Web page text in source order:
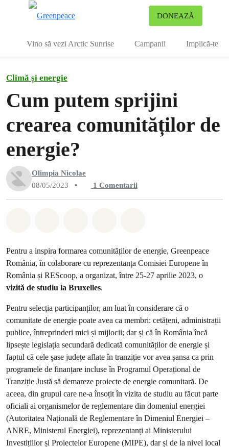
DONEAZĂ
Vino să vezi Arctic Sunrise Campanii Implică-te
Climă și energie
Cum putem sprijini
crearea comunităților de
energie?
Olimpia Nicolae
08/05/2023
• 1 Comentarii
Pentru a inspira formarea comunităților de energie, Greenpeace
România, în colaborare cu reprezentanța Comisiei Europene în
România și REScoop, a organizat, între 25-27 aprilie 2023, o
vizită de studiu la Bruxelles.
Pentru selecția participanților, am luat în considerare că o
comunitate de energie poate avea ca membri: cetățeni, administrații
publice, întreprinderi mici și mijlocii; dar și că în România încă
lipsește legislația secundară dedicată comunităților de energie și
faptul că cele șase județe aflate în tranziție vor avea șansa ca prin
programele de finanțare incluse în Programul Operațional de
Tranziție Justă să demareze proiecte de energie comunitară. De
aceea, din grupul care ne-a însoțit în vizita de studiu au făcut parte
oficiali ai organismelor de reglementare din domeniul energiei
(Autoritatea Națională de Reglementare în Dimeniul Energiei –
ANRE, Ministerul Energiei), reprezentanți ai Ministerului
Investițiilor și Proiectelor Europene (MIPE), dar și de la nivel local